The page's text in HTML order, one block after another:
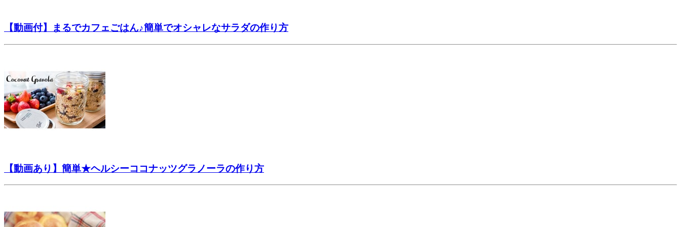
【動画付】まるでカフェごはん♪簡単でオシャレなサラダの作り方
【動画あり】簡単★ヘルシーココナッツグラノーラの作り方